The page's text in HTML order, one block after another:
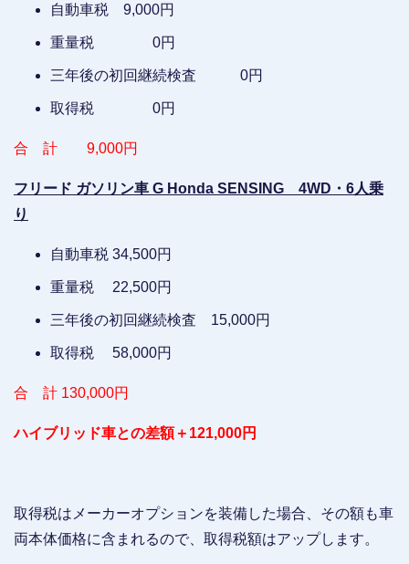
自動車税 9,000円
重量税 0円
三年後の初回継続検査 0円
取得税 0円
合 計 9,000円
フリード ガソリン車 G Honda SENSING 4WD・6人乗
り
自動車税 34,500円
重量税 22,500円
三年後の初回継続検査 15,000円
取得税 58,000円
合 計 130,000円
ハイブリッド車との差額＋121,000円
取得税はメーカーオプションを装備した場合、その額も車
両本体価格に含まれるので、取得税額はアップします。